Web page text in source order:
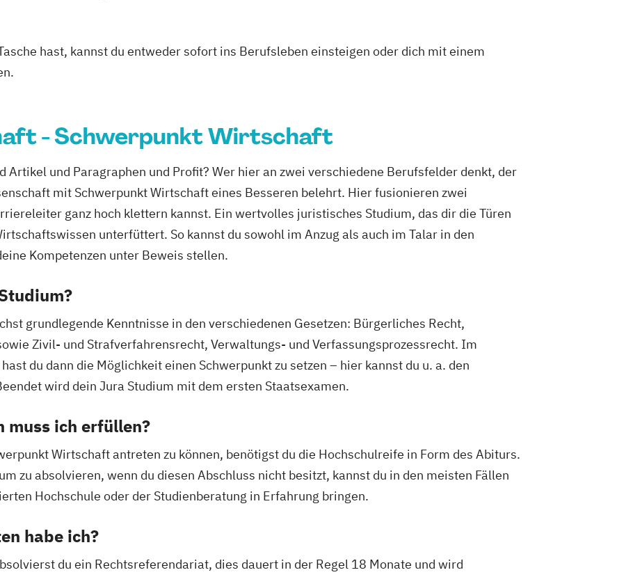
hast, kannst du entweder sofort ins Berufsleben einsteigen oder dich mit einem
- Schwerpunkt Wirtschaft
Artikel und Paragraphen und Profit? Wer hier an zwei verschiedene Berufsfelder denkt, der
mit Schwerpunkt Wirtschaft eines Besseren belehrt. Hier fusionieren zwei
ganz hoch klettern kannst. Ein wertvolles juristisches Studium, das dir die Türen
unterfüttert. So kannst du sowohl im Anzug als auch im Talar in den
Kompetenzen unter Beweis stellen.
grundlegende Kenntnisse in den verschiedenen Gesetzen: Bürgerliches Recht,
Zivil- und Strafverfahrensrecht, Verwaltungs- und Verfassungsprozessrecht. Im
du dann die Möglichkeit einen Schwerpunkt zu setzen – hier kannst du u. a. den
wird dein Jura Studium mit dem ersten Staatsexamen.
muss ich erfüllen?
Wirtschaft antreten zu können, benötigst du die Hochschulreife in Form des Abiturs.
zu absolvieren, wenn du diesen Abschluss nicht besitzt, kannst du in den meisten Fällen
Hochschule oder der Studienberatung in Erfahrung bringen.
habe ich?
du ein Rechtsreferendariat, dies dauert in der Regel 18 Monate und wird